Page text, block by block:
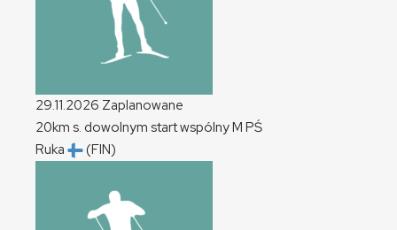
29.11.2026 Zaplanowane
20km s. dowolnym start wspólnyM PŚ
Ruka
(FIN)